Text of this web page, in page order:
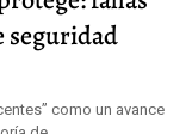
seguridad
como un avance